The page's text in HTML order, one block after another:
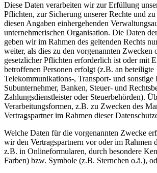
Diese Daten verarbeiten wir zur Erfüllung
Pflichten, zur Sicherung unserer Rechte und
diesen Angaben einhergehenden
unternehmerischen Organisation. Die Daten
geben wir im Rahmen des geltenden Rechts
weiter, als dies zu den vorgenannten Zwecken
gesetzlicher Pflichten erforderlich ist oder mit
betroffenen Personen erfolgt (z.B. an beteiligte
Telekommunikations-, Transport- und
Subunternehmer, Banken, Steuer- und
Zahlungsdienstleister oder Steuerbehörden).
Verarbeitungsformen, z.B. zu Zwecken des
Vertragspartner im Rahmen dieser
Welche Daten für die vorgenannten Zwecke
wir den Vertragspartnern vor oder im Rahmen
z.B. in Onlineformularen, durch besondere
Farben) bzw. Symbole (z.B. Sternchen o.ä.),